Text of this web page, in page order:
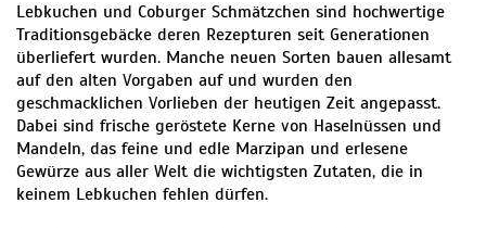
Lebkuchen und Coburger Schmätzchen sind hochwertige
Traditionsgebäcke deren Rezepturen seit Generationen
überliefert wurden. Manche neuen Sorten bauen allesamt
auf den alten Vorgaben auf und wurden den
geschmacklichen Vorlieben der heutigen Zeit angepasst.
Dabei sind frische geröstete Kerne von Haselnüssen und
Mandeln, das feine und edle Marzipan und erlesene
Gewürze aus aller Welt die wichtigsten Zutaten, die in
keinem Lebkuchen fehlen dürfen.